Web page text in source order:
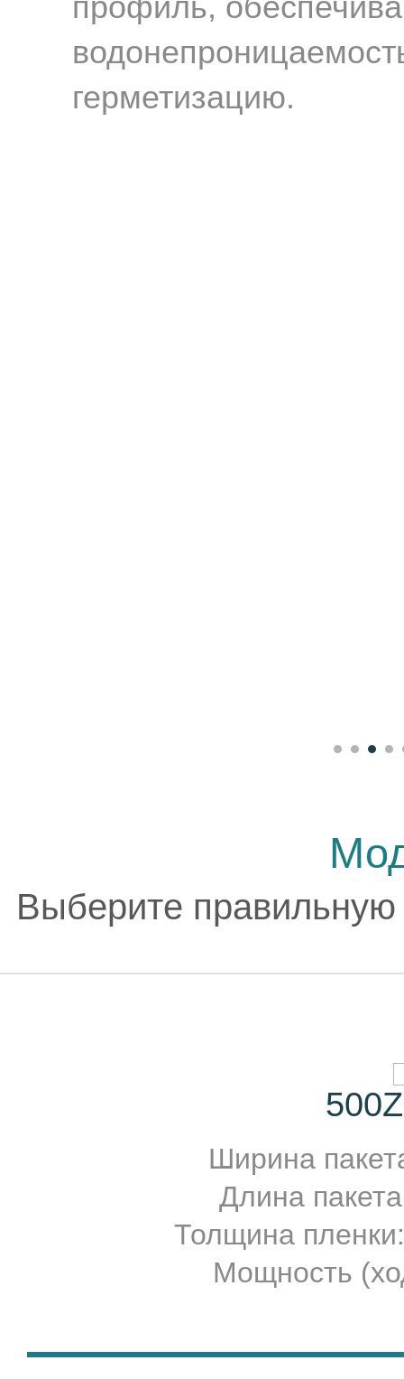
герметизацию.
Выберите
Ширина
Длина
Толщина
Мощность